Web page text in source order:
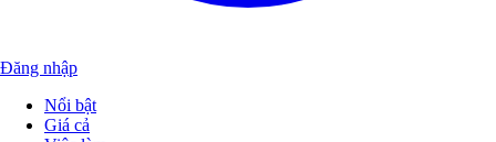
Đăng nhập
Nổi bật
Giá cả